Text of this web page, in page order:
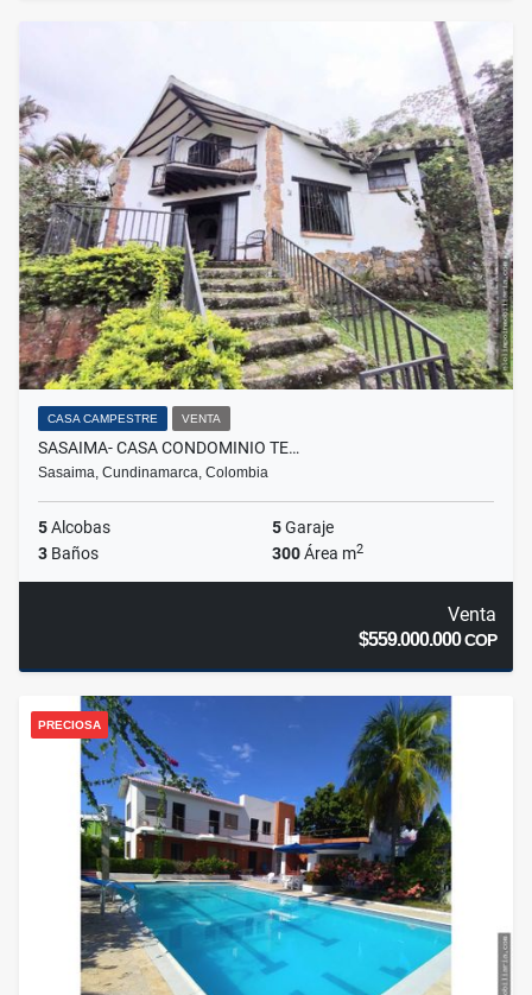
CASA CAMPESTRE VENTA
SASAIMA- CASA CONDOMINIO TE…
Sasaima, Cundinamarca, Colombia
5Alcobas 5Garaje
3 Baños 300Área m2
Venta
$559.000.000COP
PRECIOSA